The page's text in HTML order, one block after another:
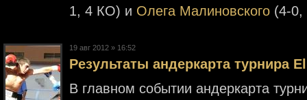
1, 4 КО) и Олега Малиновского (4-
19 авг 2012 » 16:52
Результаты андеркарта турнира
В главном событии андеркарта